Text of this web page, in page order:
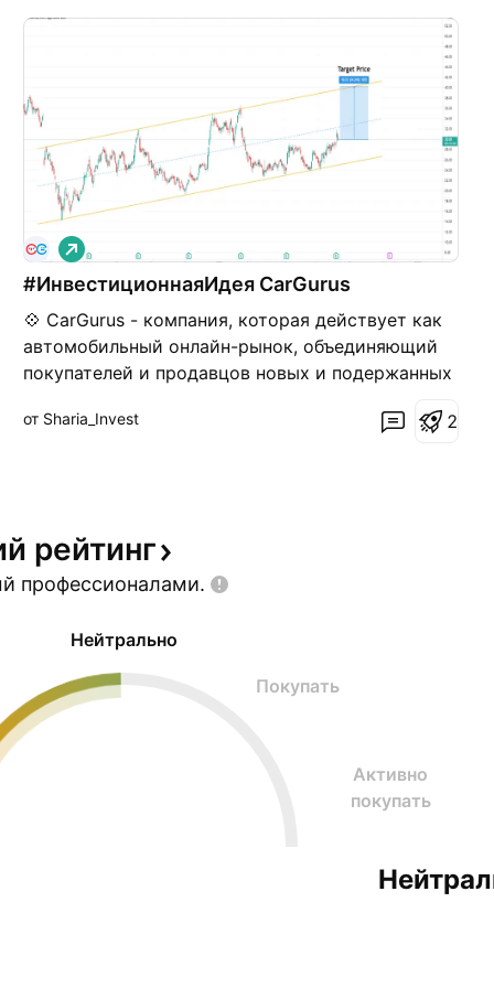
#ИнвестиционнаяИдея CarGurus
💠 CarGurus - компания, которая действует как
автомобильный онлайн-рынок, объединяющий
покупателей и продавцов новых и подержанных
потребителям автомобильный онлайн-рынок,
Д
л
и
н
я
от Sharia_Invest 2
рейтинг
профессионалами.
Нейтрально
Покупать
Активно
покупать